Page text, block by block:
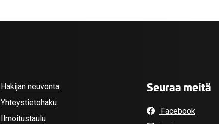
Hakijan neuvonta
Yhteystietohaku
Ilmoitustaulu
Seuraa meitä
Facebook